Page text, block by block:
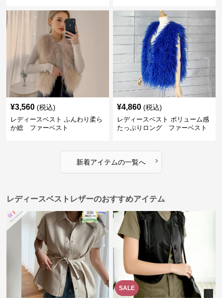
¥3,560 (税込)
レディースベスト ふんわり柔ら
か総 ファーベスト
¥4,860 (税込)
レディースベスト ボリューム感
たっぷりロング ファーベスト
新着アイテムの一覧へ ›
レディースベストレザーのおすすめアイテム
SALE